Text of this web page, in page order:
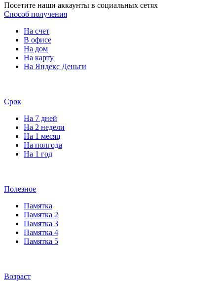
Посетите наши аккаунты в социальных сетях
Способ получения
На счет
В офисе
На дом
На карту
На Яндекс Деньги
Срок
На 7 дней
На 2 недели
На 1 месяц
На полгода
На 1 год
Полезное
Памятка
Памятка 2
Памятка 3
Памятка 4
Памятка 5
Возраст